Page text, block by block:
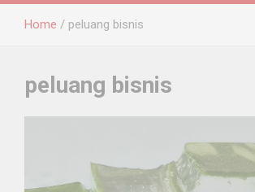
Home peluang bisnis
peluang bisnis